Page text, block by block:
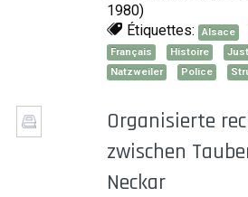
1980)
Étiquettes:
Alsace
Français
Histoire
Natzweiler
Police
Organisierte
zwischen
Neckar